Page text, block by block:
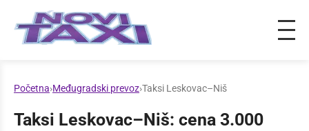
Početna›Međugradski prevoz›Taksi Leskovac–Niš
Taksi Leskovac–Niš: cena 3.000